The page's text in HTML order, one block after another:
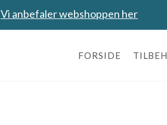
Vi anbefaler webshoppen her
FORSIDE